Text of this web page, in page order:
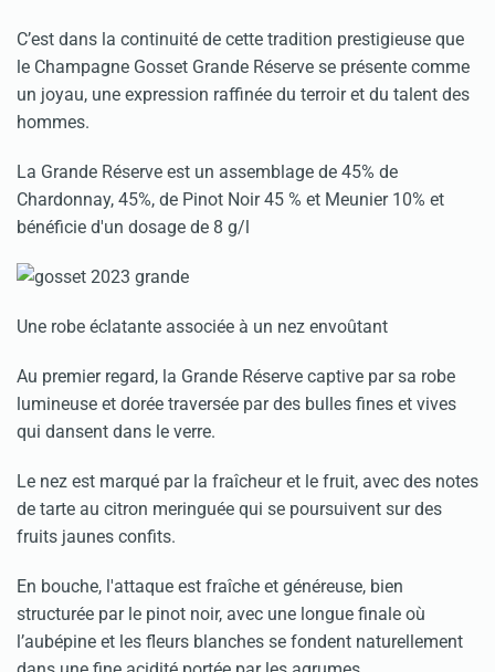
C’est dans la continuité de cette tradition prestigieuse que
le Champagne Gosset Grande Réserve se présente comme
un joyau, une expression raffinée du terroir et du talent des
hommes.
La Grande Réserve est un assemblage de 45% de
Chardonnay, 45%, de Pinot Noir 45 % et Meunier 10% et
bénéficie d'un dosage de 8 g/l
Une robe éclatante associée à un nez envoûtant
Au premier regard, la Grande Réserve captive par sa robe
lumineuse et dorée traversée par des bulles fines et vives
qui dansent dans le verre.
Le nez est marqué par la fraîcheur et le fruit, avec des notes
de tarte au citron meringuée qui se poursuivent sur des
fruits jaunes confits.
En bouche, l'attaque est fraîche et généreuse, bien
structurée par le pinot noir, avec une longue finale où
l’aubépine et les fleurs blanches se fondent naturellement